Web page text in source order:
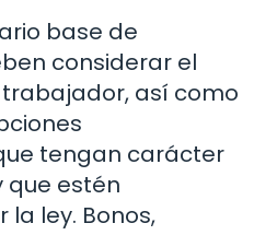
base de
considerar el
así como
tengan carácter
que estén
ley. Bonos,